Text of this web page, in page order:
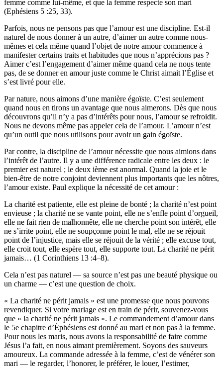
femme comme lui-même, et que la femme respecte son mari
(Ephésiens 5 :25, 33).
Parfois, nous ne pensons pas que l’amour est une discipline. Est-il
naturel de nous donner à un autre, d’aimer un autre comme nous-
mêmes et cela même quand l’objet de notre amour commence à
manifester certains traits et habitudes que nous n’apprécions pas ?
Aimer c’est l’engagement d’aimer même quand cela ne nous tente
pas, de se donner en amour juste comme le Christ aimait l’Église et
s’est livré pour elle.
Par nature, nous aimons d’une manière égoïste. C’est seulement
quand nous en tirons un avantage que nous aimerons. Dès que nous
découvrons qu’il n’y a pas d’intérêts pour nous, l’amour se refroidit.
Nous ne devons même pas appeler cela de l’amour. L’amour n’est
qu’un outil que nous utilisons pour avoir un gain égoïste.
Par contre, la discipline de l’amour nécessite que nous aimions dans
l’intérêt de l’autre. Il y a une différence radicale entre les deux : le
premier est naturel ; le deux ième est anormal. Quand la joie et le
bien-être de notre conjoint deviennent plus importants que les nôtres,
l’amour existe. Paul explique la nécessité de cet amour :
La charité est patiente, elle est pleine de bonté ; la charité n’est point
envieuse ; la charité ne se vante point, elle ne s’enfle point d’orgueil,
elle ne fait rien de malhonnête, elle ne cherche point son intérêt, elle
ne s’irrite point, elle ne soupçonne point le mal, elle ne se réjouit
point de l’injustice, mais elle se réjouit de la vérité ; elle excuse tout,
elle croit tout, elle espère tout, elle supporte tout. La charité ne périt
jamais… (1 Corinthiens 13 :4–8).
Cela n’est pas naturel — sa source n’est pas une beauté physique ou
un charme — c’est une question de choix.
« La charité ne périt jamais » est une promesse que nous pouvons
revendiquer. Si votre mariage est en train de périr, souvenez-vous
que « la charité ne périt jamais ». Le commandement d’amour dans
le 5e chapitre d’Éphésiens est donné au mari et non pas à la femme.
Pour nous les maris, nous avons la responsabilité de faire comme
Jésus l’a fait, en nous aimant premièrement. Soyons des sauveurs
amoureux. La commande adressée à la femme, c’est de vénérer son
mari — le regarder, l’honorer, le préférer, le louer, l’estimer,